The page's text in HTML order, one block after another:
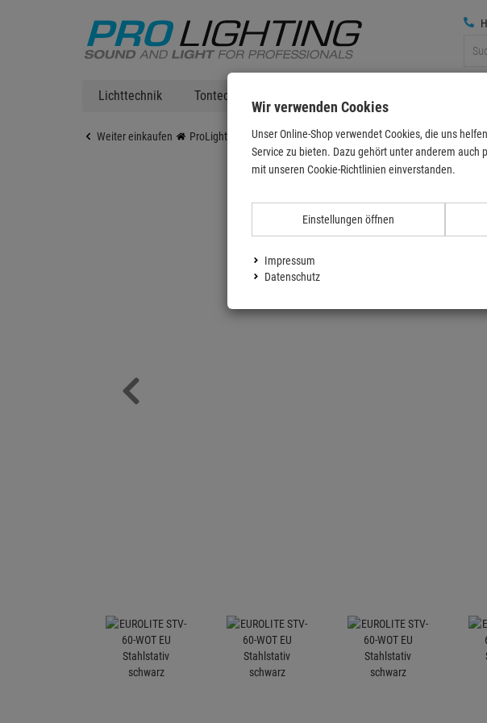
Lichttechnik Tontechnik
Weiter einkaufen ProLighting Stative Lichtstative EUROLITE STV-60-WOT
Wir verwenden Cookies
Unser Online-Shop verwendet Cookies, die uns
Service zu bieten. Dazu gehört unter anderem auch
mit unseren Cookie-Richtlinien einverstanden.
Einstellungen öffnen
Impressum
Datenschutz